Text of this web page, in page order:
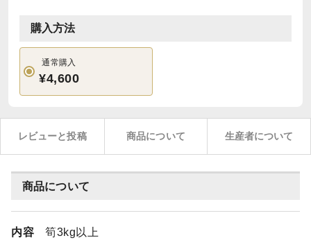
購入方法
通常購入
¥4,600
レビューと投稿 商品について 生産者について
商品について
内容 筍3kg以上